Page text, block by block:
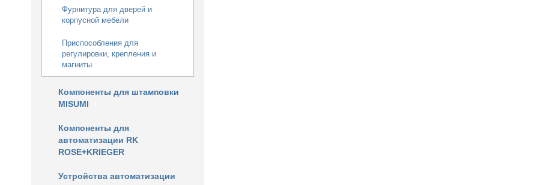
Фурнитура для дверей и
корпусной мебели
Приспособления для
регулировки, крепления и
магниты
Компоненты для штамповки
MISUMI
Компоненты для
автоматизации RK
ROSE+KRIEGER
Устройства автоматизации